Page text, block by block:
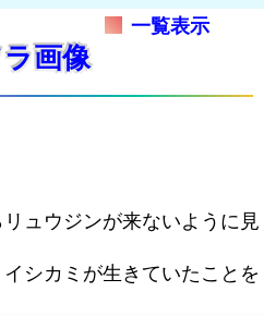
一覧表示
画像
リュウジンが来ないように見
シカミが生きていたことを